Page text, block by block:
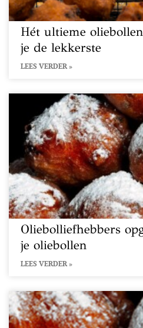
Hét ultieme
je de lekkerste
LEES VERDER »
Oliebolliefhebbers
je oliebollen
LEES VERDER »